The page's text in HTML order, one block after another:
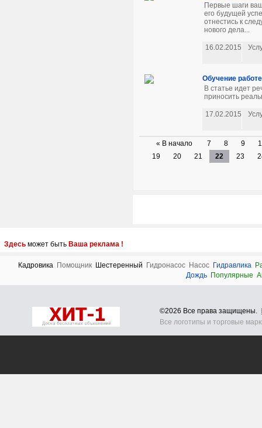
Первые шаги
его будущей
отнестись к
нового дела...
16.02.2015
Обучение
В статье идет
приносить
17.02.2015
« В начало 7 8 9
19
20 21 22 23
Здесь может быть Ваша реклама !
Кадровика Помощник Шестеренный Гидронасос Насос Гидравлика
Дождь Популярные
©2026 Все права защищены.
Все логотипы и торговые